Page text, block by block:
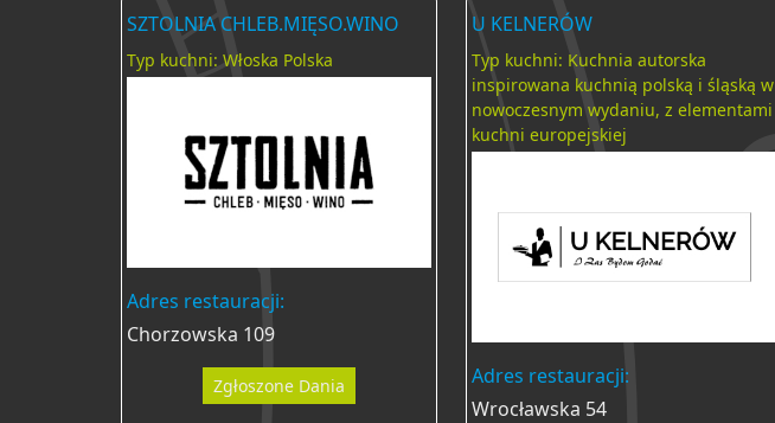
SZTOLNIA CHLEB.MIĘSO.WINO
Typ kuchni: Włoska Polska
Adres restauracji:
Chorzowska 109
Zgłoszone Dania
U KELNERÓW
Typ kuchni: Kuchnia autorska
inspirowana kuchnią polską i śląską w
nowoczesnym wydaniu, z elementami
kuchni europejskiej
Adres restauracji:
Wrocławska 54